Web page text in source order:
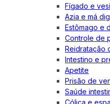
Fígado e
Azia e má
Estômago e
Controle de
Reidratação
Intestino e
Apetite
Prisão de
Saúde
Cólica e